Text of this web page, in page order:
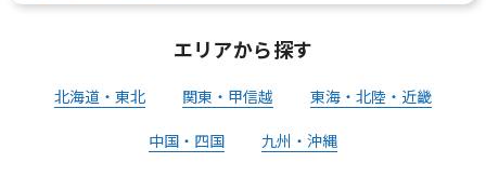
エリアから探す
北海道・東北 関東・甲信越 東海・北陸・近畿
中国・四国 九州・沖縄